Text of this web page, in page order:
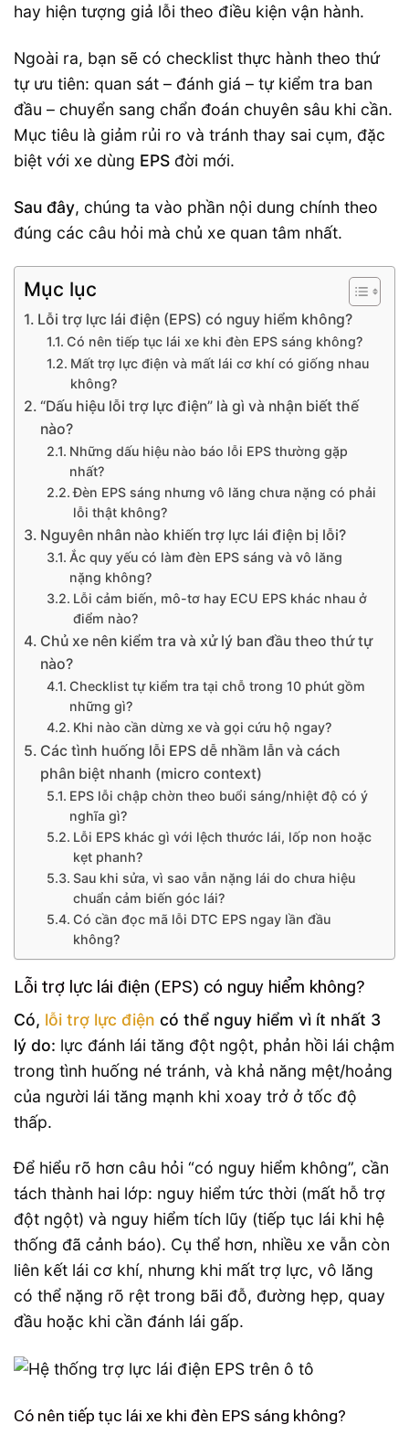
hay hiện tượng giả lỗi theo điều kiện vận hành.
Ngoài ra, bạn sẽ có checklist thực hành theo thứ
tự ưu tiên: quan sát – đánh giá – tự kiểm tra ban
đầu – chuyển sang chẩn đoán chuyên sâu khi cần.
Mục tiêu là giảm rủi ro và tránh thay sai cụm, đặc
biệt với xe dùng EPS đời mới.
Sau đây, chúng ta vào phần nội dung chính theo
đúng các câu hỏi mà chủ xe quan tâm nhất.
Mục lục
Lỗi trợ lực lái điện (EPS) có nguy hiểm không?
Có nên tiếp tục lái xe khi đèn EPS sáng không?
Mất trợ lực điện và mất lái cơ khí có giống nhau
không?
“Dấu hiệu lỗi trợ lực điện” là gì và nhận biết thế
nào?
Những dấu hiệu nào báo lỗi EPS thường gặp
nhất?
Đèn EPS sáng nhưng vô lăng chưa nặng có phải
lỗi thật không?
Nguyên nhân nào khiến trợ lực lái điện bị lỗi?
Ắc quy yếu có làm đèn EPS sáng và vô lăng
nặng không?
Lỗi cảm biến, mô-tơ hay ECU EPS khác nhau ở
điểm nào?
Chủ xe nên kiểm tra và xử lý ban đầu theo thứ tự
nào?
Checklist tự kiểm tra tại chỗ trong 10 phút gồm
những gì?
Khi nào cần dừng xe và gọi cứu hộ ngay?
Các tình huống lỗi EPS dễ nhầm lẫn và cách
phân biệt nhanh (micro context)
EPS lỗi chập chờn theo buổi sáng/nhiệt độ có ý
nghĩa gì?
Lỗi EPS khác gì với lệch thước lái, lốp non hoặc
kẹt phanh?
Sau khi sửa, vì sao vẫn nặng lái do chưa hiệu
chuẩn cảm biến góc lái?
Có cần đọc mã lỗi DTC EPS ngay lần đầu
không?
Lỗi trợ lực lái điện (EPS) có nguy hiểm không?
Có, lỗi trợ lực điện có thể nguy hiểm vì ít nhất 3
lý do: lực đánh lái tăng đột ngột, phản hồi lái chậm
trong tình huống né tránh, và khả năng mệt/hoảng
của người lái tăng mạnh khi xoay trở ở tốc độ
thấp.
Để hiểu rõ hơn câu hỏi “có nguy hiểm không”, cần
tách thành hai lớp: nguy hiểm tức thời (mất hỗ trợ
đột ngột) và nguy hiểm tích lũy (tiếp tục lái khi hệ
thống đã cảnh báo). Cụ thể hơn, nhiều xe vẫn còn
liên kết lái cơ khí, nhưng khi mất trợ lực, vô lăng
có thể nặng rõ rệt trong bãi đỗ, đường hẹp, quay
đầu hoặc khi cần đánh lái gấp.
Có nên tiếp tục lái xe khi đèn EPS sáng không?